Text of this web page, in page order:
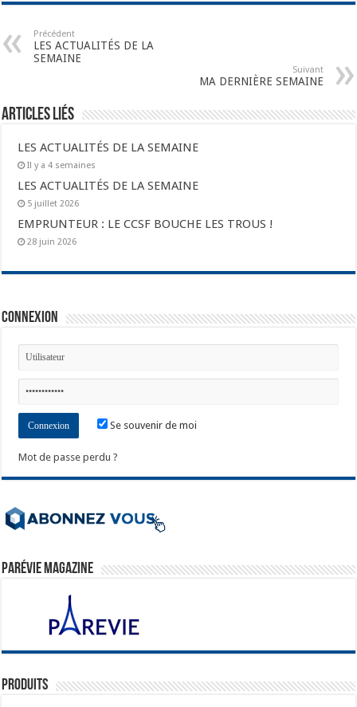
Précédent
LES ACTUALITÉS DE LA
SEMAINE
Suivant
MA DERNIÈRE SEMAINE
Articles liés
LES ACTUALITÉS DE LA SEMAINE
Il y a 4 semaines
LES ACTUALITÉS DE LA SEMAINE
5 juillet 2026
EMPRUNTEUR : LE CCSF BOUCHE LES TROUS !
28 juin 2026
Connexion
Se souvenir de moi
Mot de passe perdu ?
ParéVie Magazine
Produits